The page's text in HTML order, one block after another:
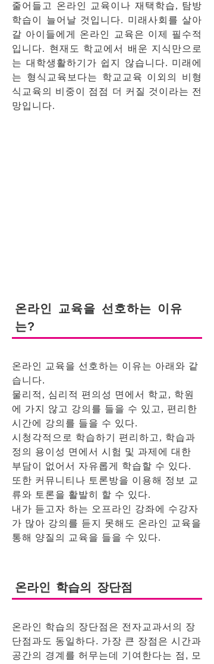
줄어들고 온라인 교육이나 재택학습, 탐방
학습이 늘어날 것입니다. 미래사회를 살아
갈 아이들에게 온라인 교육은 이제 필수적
입니다. 현재도 학교에서 배운 지식만으로
는 대학생활하기가 쉽지 않습니다. 미래에
는 형식교육보다는 학교교육 이외의 비형
식교육의 비중이 점점 더 커질 것이라는 전
망입니다.
온라인 교육을 선호하는 이유
는?
온라인 교육을 선호하는 이유는 아래와 같
습니다.
물리적, 심리적 편의성 면에서 학교, 학원
에 가지 않고 강의를 들을 수 있고, 편리한
시간에 강의를 들을 수 있다.
시청각적으로 학습하기 편리하고, 학습과
정의 용이성 면에서 시험 및 과제에 대한
부담이 없어서 자유롭게 학습할 수 있다.
또한 커뮤니티나 토론방을 이용해 정보 교
류와 토론을 활발히 할 수 있다.
내가 듣고자 하는 오프라인 강좌에 수강자
가 많아 강의를 듣지 못해도 온라인 교육을
통해 양질의 교육을 들을 수 있다.
온라인 학습의 장단점
온라인 학습의 장단점은 전자교과서의 장
단점과도 동일하다. 가장 큰 장점은 시간과
공간의 경계를 허무는데 기여한다는 점, 모